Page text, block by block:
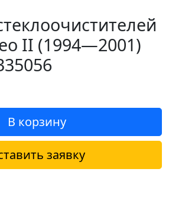
II (1994—2001)
В корзину
заявку